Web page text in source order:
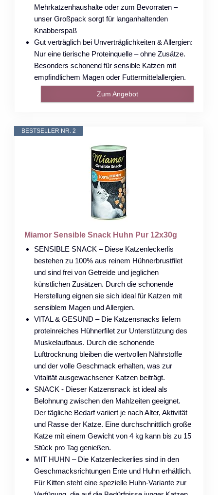
Mehrkatzenhaushalte oder zum Bevorraten –
unser Großpack sorgt für langanhaltenden
Knabberspaß
Gut verträglich bei Unverträglichkeiten & Allergien:
Nur eine tierische Proteinquelle – ohne Zusätze.
Besonders schonend für sensible Katzen mit
empfindlichem Magen oder Futtermittelallergien.
Zum Angebot
BESTSELLER NR. 2
Miamor Sensible Snack Huhn Pur 12x30g
SENSIBLE SNACK – Diese Katzenleckerlis
bestehen zu 100% aus reinem Hühnerbrustfilet
und sind frei von Getreide und jeglichen
künstlichen Zusätzen. Durch die schonende
Herstellung eignen sie sich ideal für Katzen mit
sensiblem Magen und Allergien.
VITAL & GESUND – Die Katzensnacks liefern
proteinreiches Hühnerfilet zur Unterstützung des
Muskelaufbaus. Durch die schonende
Lufttrocknung bleiben die wertvollen Nährstoffe
und der volle Geschmack erhalten, was zur
Vitalität ausgewachsener Katzen beiträgt.
SNACK - Dieser Katzensnack ist ideal als
Belohnung zwischen den Mahlzeiten geeignet.
Der tägliche Bedarf variiert je nach Alter, Aktivität
und Rasse der Katze. Eine durchschnittlich große
Katze mit einem Gewicht von 4 kg kann bis zu 15
Stück pro Tag genießen.
MIT HUHN – Die Katzenleckerlies sind in den
Geschmacksrichtungen Ente und Huhn erhältlich.
Für Kitten steht eine spezielle Huhn-Variante zur